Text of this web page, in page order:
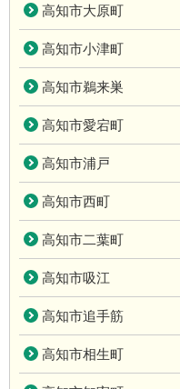
高知市大原町
高知市小津町
高知市鵜来巣
高知市愛宕町
高知市浦戸
高知市西町
高知市二葉町
高知市吸江
高知市追手筋
高知市相生町